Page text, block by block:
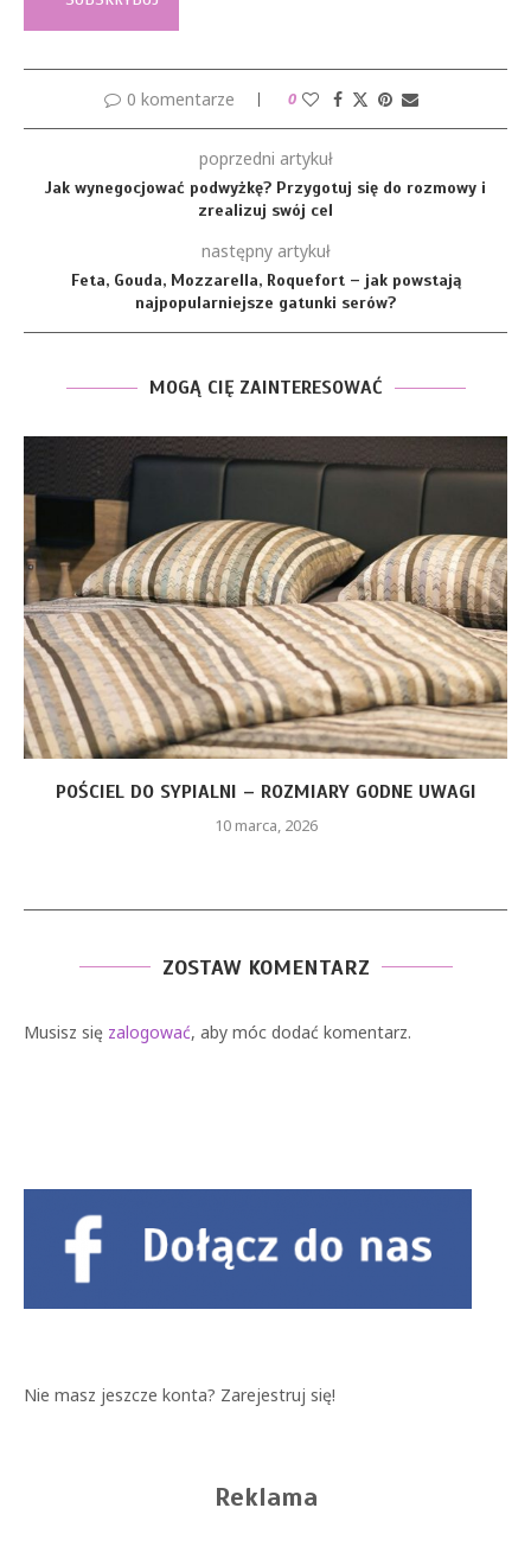
0 komentarze 0
poprzedni artykuł
Jak wynegocjować podwyżkę? Przygotuj się do rozmowy i
zrealizuj swój cel
następny artykuł
Feta, Gouda, Mozzarella, Roquefort – jak powstają
najpopularniejsze gatunki serów?
MOGĄ CIĘ ZAINTERESOWAĆ
CZERWONA SUKIENKA Z PIÓRAMI – JAKIE ELEMENTY
STYLU...